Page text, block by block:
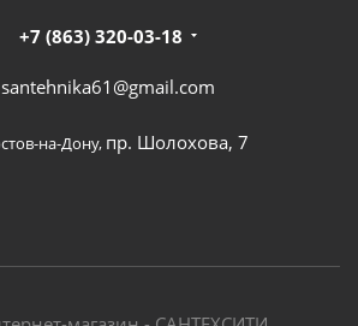
+7 (863) 320-03-18
santehnika61@gmail.com
на-Дону, пр. Шолохова, 7